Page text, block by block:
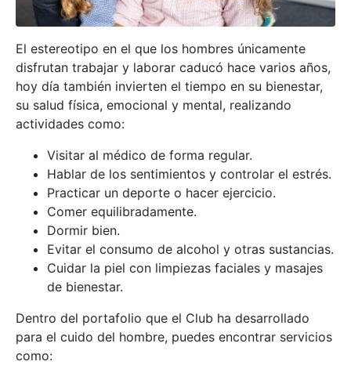
El estereotipo en el que los hombres únicamente
disfrutan trabajar y laborar caducó hace varios años,
hoy día también invierten el tiempo en su bienestar,
su salud física, emocional y mental, realizando
actividades como:
Visitar al médico de forma regular.
Hablar de los sentimientos y controlar el estrés.
Practicar un deporte o hacer ejercicio.
Comer equilibradamente.
Dormir bien.
Evitar el consumo de alcohol y otras sustancias.
Cuidar la piel con limpiezas faciales y masajes
de bienestar.
Dentro del portafolio que el Club ha desarrollado
para el cuido del hombre, puedes encontrar servicios
como: